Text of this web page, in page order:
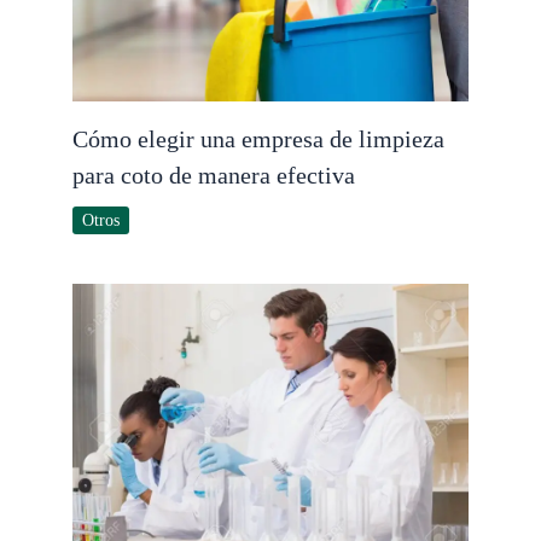
Cómo elegir una empresa de limpieza
para coto de manera efectiva
Otros